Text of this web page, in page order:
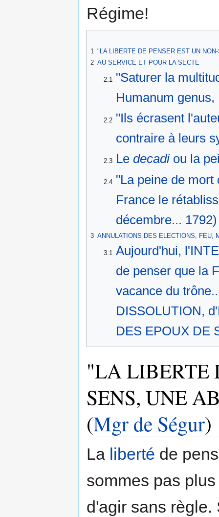
Régime!
1 "LA LIBERTE DE PENSER EST UN
2 AU SERVICE ET POUR LA SECTE
2.1
"Saturer la
Humanum genus,
2.2 "Ils écrasent
contraire à leurs
2.3 Le decadiou la
2.4 "La peine de mort
France le
décembre... 1792)
3 ANNULATIONS DES ELECTIONS, FEU,
3.1 Aujourd'hui,
de penser que la
vacance du
DISSOLUTION,
DES EPOUX DE
"LA LIBERTE
SENS, UNE
(Mgr de Ségur)
La liberté de
sommes pas
d'agir sans règle.